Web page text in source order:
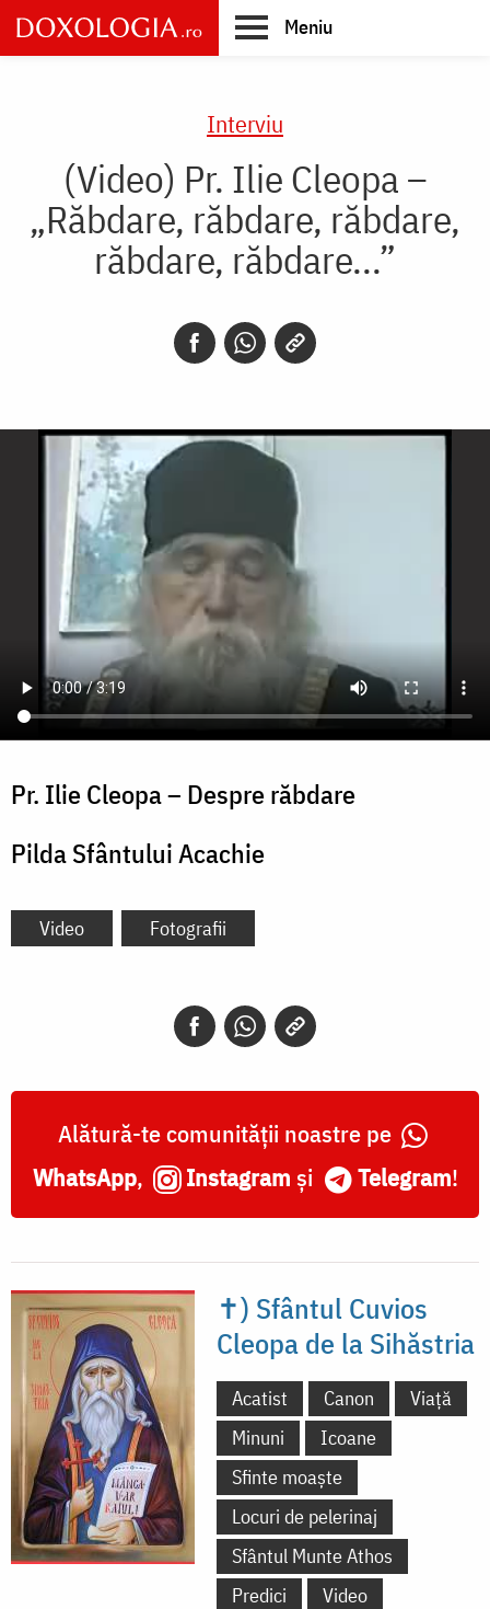
Skip
to
main
Meniu
Interviu
(Video) Pr. Ilie Cleopa –
„Răbdare, răbdare, răbdare,
răbdare, răbdare...”
Pr. Ilie Cleopa – Despre răbdare
Pilda Sfântului Acachie
Video Fotografii
Alătură-te comunității noastre pe
WhatsApp, Instagram și Telegram!
✝) Sfântul Cuvios
Cleopa de la Sihăstria
Acatist Canon
Viață
Minuni
Icoane
Sfinte moaște
Locuri de pelerinaj
Sfântul Munte Athos
Predici
Video